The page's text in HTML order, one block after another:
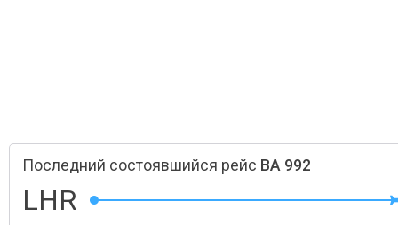
Последний состоявшийся рейс BA 992
LHR